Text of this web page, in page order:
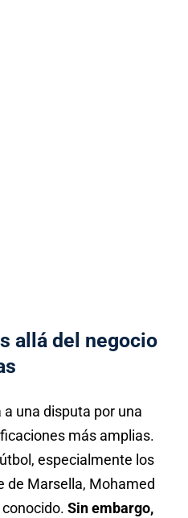
allá del negocio
una disputa por una
más amplias.
especialmente los
de Marsella, Mohamed
Sin embargo,